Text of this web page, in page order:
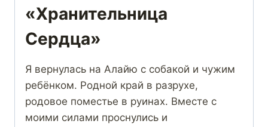
«Хранительница
Сердца»
Я вернулась на Алайю с собакой и чужим
ребёнком. Родной край в разрухе,
родовое поместье в руинах. Вместе с
моими силами проснулись и